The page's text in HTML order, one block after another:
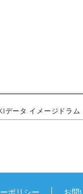
データ イメージドラ
ポリシー お問